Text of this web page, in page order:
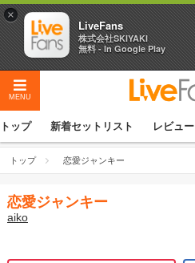
MENU
トップ 新着セットリスト レビュー
トップ 恋愛ジャンキー
恋愛ジャンキー
aiko
×
LiveFans
株式会社SKIYAKI
無料 - In Google Play